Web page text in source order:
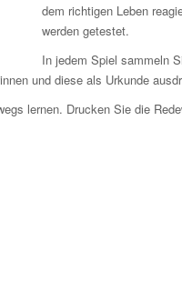
dem richtigen Leben
werden getestet.
In jedem Spiel sammeln
und diese als Urkunde
lernen. Drucken Sie die